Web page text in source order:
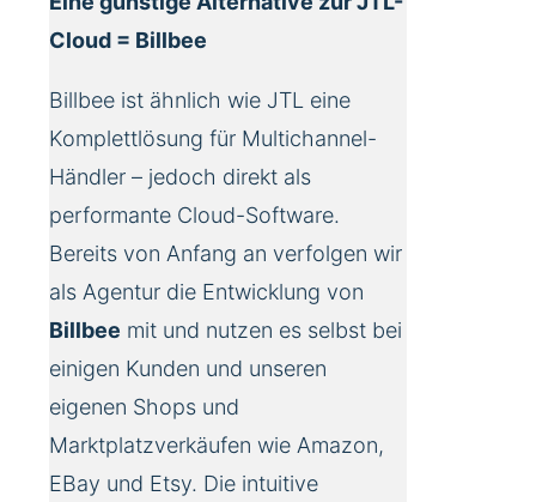
Cloud = Billbee
Billbee ist ähnlich wie JTL eine
Komplettlösung für Multichannel-
Händler – jedoch direkt als
performante Cloud-Software.
Bereits von Anfang an verfolgen wir
als Agentur die Entwicklung von
Billbee mit und nutzen es selbst bei
einigen Kunden und unseren
eigenen Shops und
Marktplatzverkäufen wie Amazon,
EBay und Etsy. Die intuitive